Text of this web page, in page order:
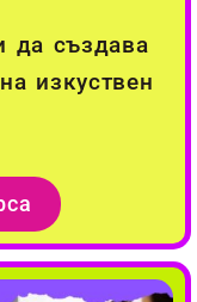
да създава
изкуствен